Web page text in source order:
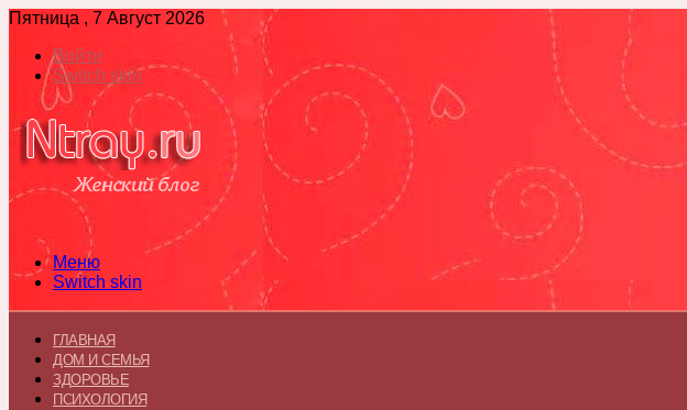
Пятница , 7 Август 2026
Войти
Switch skin
Меню
Switch skin
ГЛАВНАЯ
ДОМ И СЕМЬЯ
ЗДОРОВЬЕ
ПСИХОЛОГИЯ